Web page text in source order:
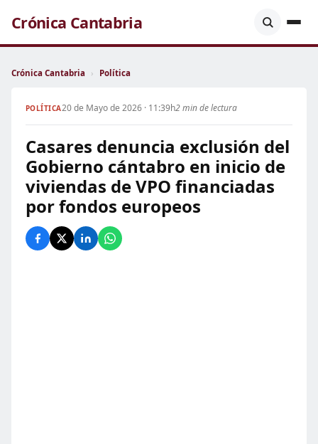
Crónica Cantabria
Crónica Cantabria › Política
POLÍTICA20 de Mayo de 2026 · 11:39h2 min de lectura
Casares denuncia exclusión del
Gobierno cántabro en inicio de
viviendas de VPO financiadas
por fondos europeos